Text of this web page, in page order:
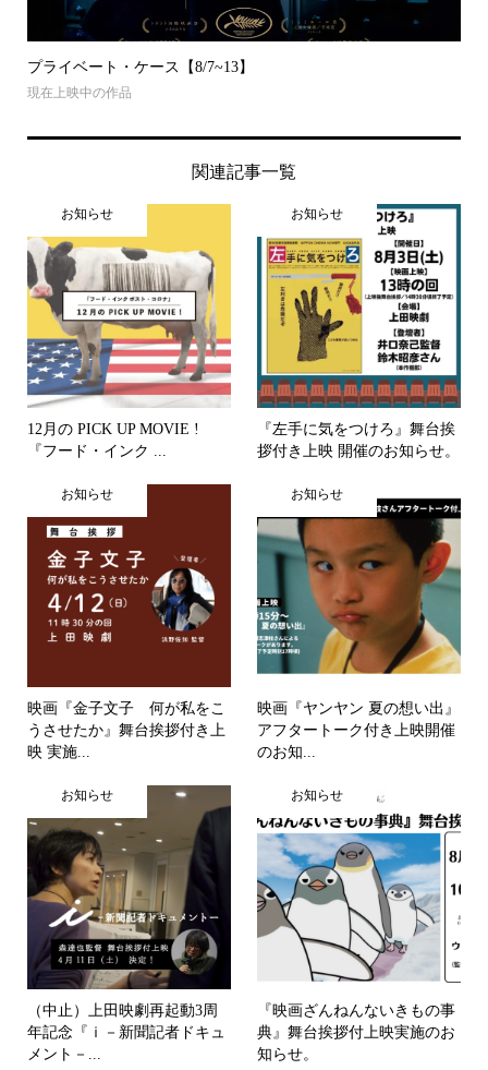
プライベート・ケース【8/7~13】
現在上映中の作品
関連記事一覧
お知らせ
12月の PICK UP MOVIE !
『フード・インク ...
お知らせ
『左手に気をつけろ』舞台挨
拶付き上映 開催のお知らせ。
お知らせ
映画『金子文子 何が私をこ
うさせたか』舞台挨拶付き上
映 実施...
お知らせ
映画『ヤンヤン 夏の想い出』
アフタートーク付き上映開催
のお知...
お知らせ
（中止）上田映劇再起動3周
年記念『ｉ－新聞記者ドキュ
メント－...
お知らせ
『映画ざんねんないきもの事
典』舞台挨拶付上映実施のお
知らせ。